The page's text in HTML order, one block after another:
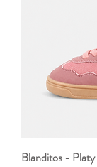
Blanditos - Platy